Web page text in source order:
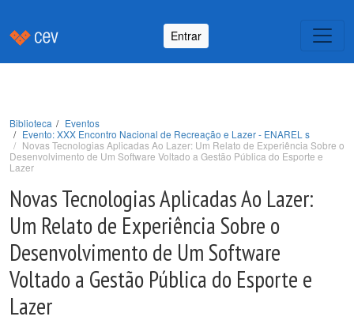
Entrar
Biblioteca
Eventos
Evento: XXX Encontro Nacional de Recreação e Lazer - ENAREL s
Novas Tecnologias Aplicadas Ao Lazer: Um Relato de Experiência Sobre o
Desenvolvimento de Um Software Voltado a Gestão Pública do Esporte e
Lazer
Novas Tecnologias Aplicadas Ao Lazer:
Um Relato de Experiência Sobre o
Desenvolvimento de Um Software
Voltado a Gestão Pública do Esporte e
Lazer